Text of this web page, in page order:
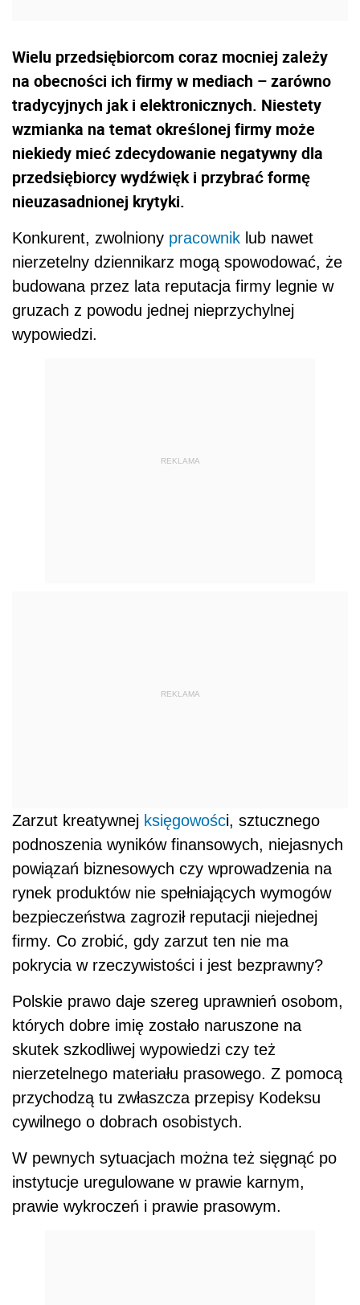
Wielu przedsiębiorcom coraz mocniej zależy
na obecności ich firmy w mediach – zarówno
tradycyjnych jak i elektronicznych. Niestety
wzmianka na temat określonej firmy może
niekiedy mieć zdecydowanie negatywny dla
przedsiębiorcy wydźwięk i przybrać formę
nieuzasadnionej krytyki.
Konkurent, zwolniony pracownik lub nawet
nierzetelny dziennikarz mogą spowodować, że
budowana przez lata reputacja firmy legnie w
gruzach z powodu jednej nieprzychylnej
wypowiedzi.
REKLAMA
REKLAMA
Zarzut kreatywnej księgowości, sztucznego
podnoszenia wyników finansowych, niejasnych
powiązań biznesowych czy wprowadzenia na
rynek produktów nie spełniających wymogów
bezpieczeństwa zagroził reputacji niejednej
firmy. Co zrobić, gdy zarzut ten nie ma
pokrycia w rzeczywistości i jest bezprawny?
Polskie prawo daje szereg uprawnień osobom,
których dobre imię zostało naruszone na
skutek szkodliwej wypowiedzi czy też
nierzetelnego materiału prasowego. Z pomocą
przychodzą tu zwłaszcza przepisy Kodeksu
cywilnego o dobrach osobistych.
W pewnych sytuacjach można też sięgnąć po
instytucje uregulowane w prawie karnym,
prawie wykroczeń i prawie prasowym.